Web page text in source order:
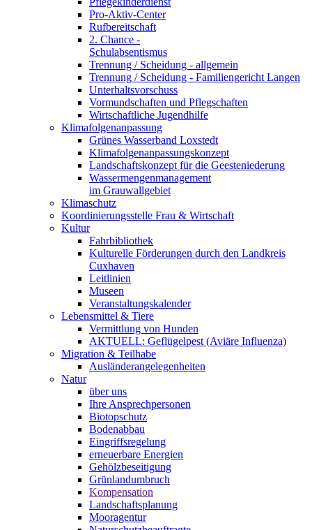
Pro-Aktiv-Center
Rufbereitschaft
2. Chance -
Schulabsentismus
Trennung / Scheidung - allgemein
Trennung / Scheidung - Familiengericht Langen
Unterhaltsvorschuss
Vormundschaften und Pflegschaften
Wirtschaftliche Jugendhilfe
Klimafolgenanpassung
Grünes Wasserband Loxstedt
Klimafolgenanpassungskonzept
Landschaftskonzept für die Geesteniederung
Wassermengenmanagement
im Grauwallgebiet
Klimaschutz
Koordinierungsstelle Frau & Wirtschaft
Kultur
Fahrbibliothek
Kulturelle Förderungen durch den Landkreis
Cuxhaven
Leitlinien
Museen
Veranstaltungskalender
Lebensmittel & Tiere
Vermittlung von Hunden
AKTUELL: Geflügelpest (Aviäre Influenza)
Migration & Teilhabe
Ausländerangelegenheiten
Natur
über uns
Ihre Ansprechpersonen
Biotopschutz
Bodenabbau
Eingriffsregelung
erneuerbare Energien
Gehölzbeseitigung
Grünlandumbruch
Kompensation
Landschaftsplanung
Mooragentur